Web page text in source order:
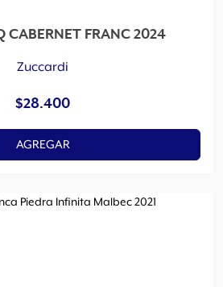
CABERNET FRANC 2024
Zuccardi
$28.400
AGREGAR